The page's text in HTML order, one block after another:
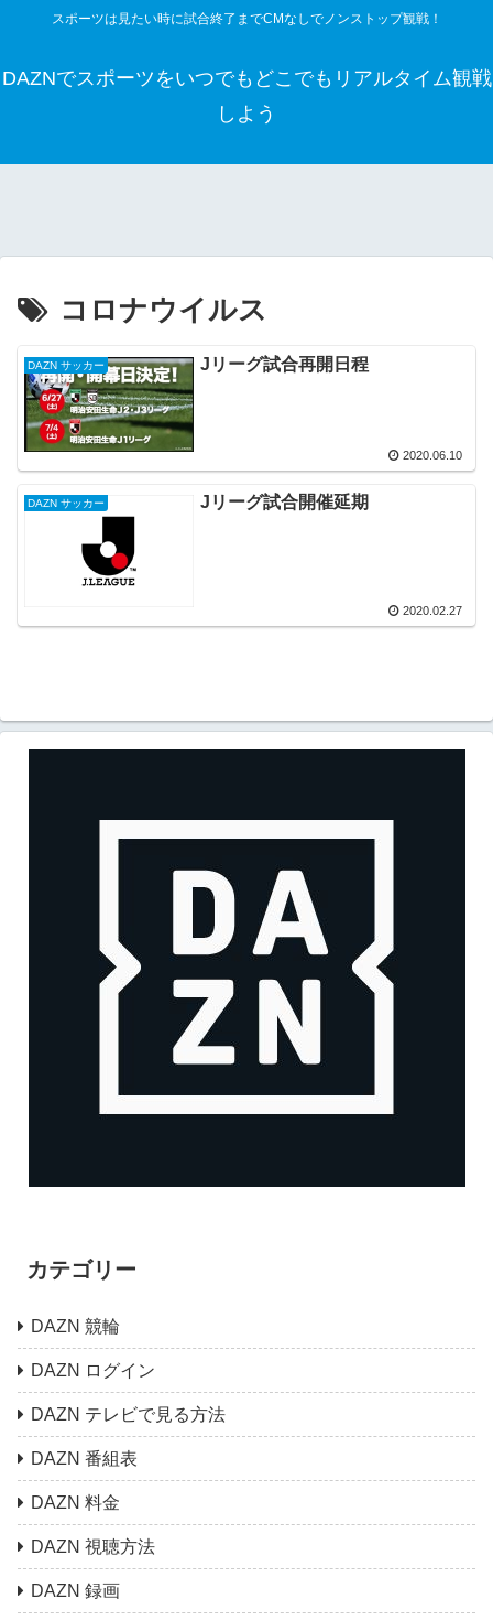
スポーツは見たい時に試合終了までCMなしでノンストップ観戦！
DAZNでスポーツをいつでもどこでもリアルタイム観戦
しよう
コロナウイルス
DAZN サッカー Jリーグ試合再開日程
2020.06.10
DAZN サッカー Jリーグ試合開催延期
2020.02.27
カテゴリー
DAZN 競輪
DAZN ログイン
DAZN テレビで見る方法
DAZN 番組表
DAZN 料金
DAZN 視聴方法
DAZN 録画